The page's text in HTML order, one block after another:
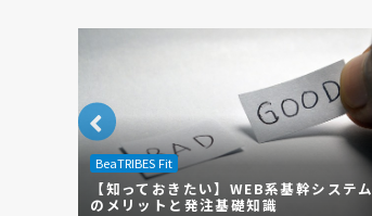
BeaTRIBES Fit
【知っておきたい】WEB系基幹システム
のメリットと発注基礎知識